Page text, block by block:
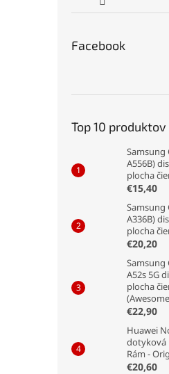
Facebook
Top 10 produktov
Samsung
A556B)
plocha
€15,40
Samsung
A336B)
plocha
€20,20
Samsung
A52s 5G
plocha
€22,90
Huawei
dotyková
Rám -
€20,60